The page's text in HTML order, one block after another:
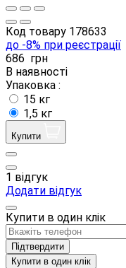
Код товару 178633
до -8% при реєстрації
686 грн
В наявності
Упаковка :
15 кг
1,5 кг
Купити
1 відгук
Додати відгук
Купити в один клік
Підтвердити
Купити в один клік